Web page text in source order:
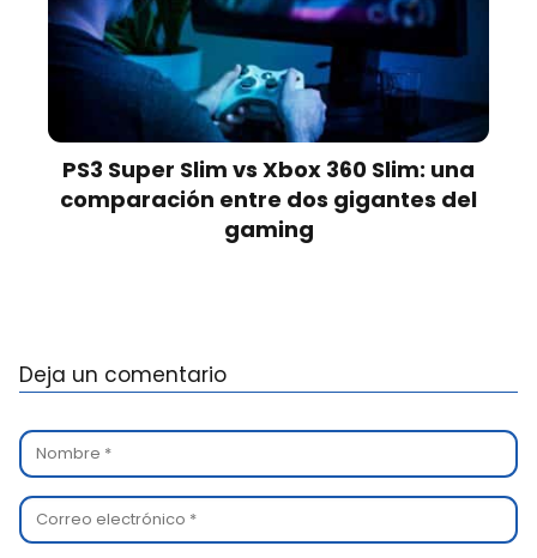
PS3 Super Slim vs Xbox 360 Slim: una
comparación entre dos gigantes del
gaming
Deja un comentario